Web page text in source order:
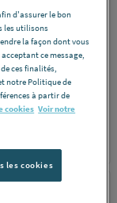
3/4"-3
COLV43
d'assurer le bon
les utilisons
la façon dont vous
ce message,
ces finalités,
notre Politique de
à partir de
cookies Voir notre
les cookies